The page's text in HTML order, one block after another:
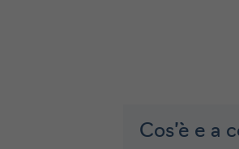
Cos’è e a